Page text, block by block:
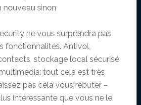
nouveau sinon
ne vous surprendra pas
fonctionnalités. Antivol,
stockage local sécurisé
tout cela est très
pas cela vous rebuter –
intéressante que vous ne le